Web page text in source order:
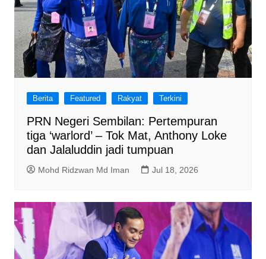
Berita Featured Rakyat Terkini
PRN Negeri Sembilan: Pertempuran
tiga ‘warlord’ – Tok Mat, Anthony Loke
dan Jalaluddin jadi tumpuan
Mohd Ridzwan Md Iman Jul 18, 2026